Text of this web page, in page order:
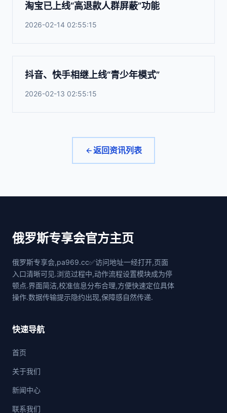
淘宝已上线“高退款人群屏蔽”功能
2026-02-14 02:55:15
抖音、快手相继上线“青少年模式”
2026-02-13 02:55:15
返回资讯列表
俄罗斯专享会官方主页
俄罗斯专享会,pa969.cc✅访问地址一经打开,页面
入口清晰可见.浏览过程中,动作流程设置模块成为停
顿点.界面简洁,校准信息分布合理,方便快速定位具体
操作.数据传输提示隐约出现,保障感自然传递.
快速导航
首页
关于我们
新闻中心
联系我们